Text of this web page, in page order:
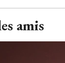
amis